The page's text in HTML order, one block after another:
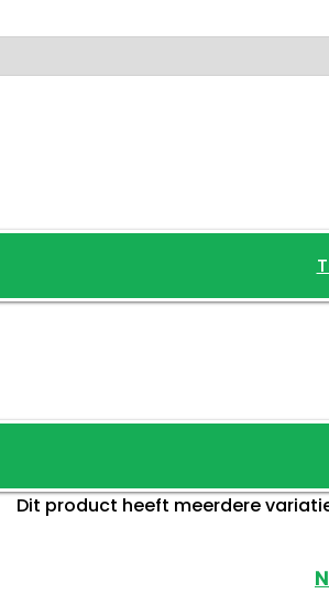
Dit product heeft meerdere